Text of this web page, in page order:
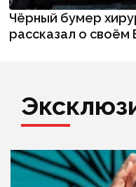
Чёрный бумер
рассказал о своём